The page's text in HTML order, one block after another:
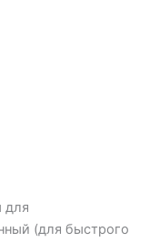
для
(для быстрого